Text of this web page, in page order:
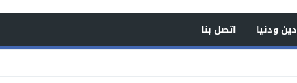
دين ودنيا
اتصل بنا